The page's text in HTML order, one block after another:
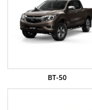
BT-50